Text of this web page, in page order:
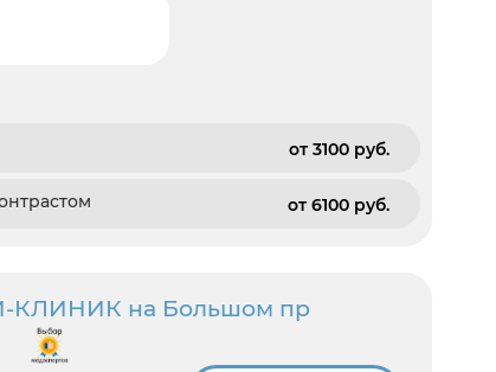
от 3100 pуб.
от 6100 pуб.
КЛИНИК на Большом пр